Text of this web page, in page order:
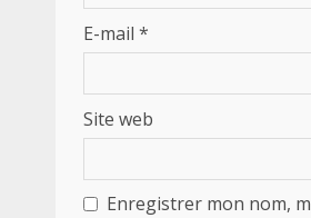
E-mail *
Site web
Enregistrer mon nom,